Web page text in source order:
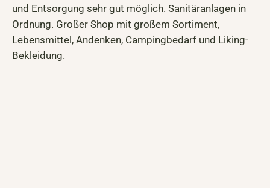
und Entsorgung sehr gut möglich. Sanitäranlagen in
Ordnung. Großer Shop mit großem Sortiment,
Lebensmittel, Andenken, Campingbedarf und Liking-
Bekleidung.